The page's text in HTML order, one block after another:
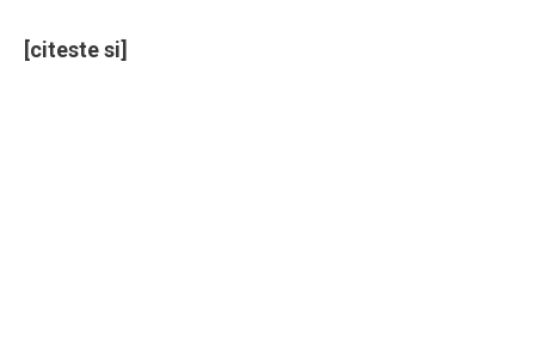
[citeste si]